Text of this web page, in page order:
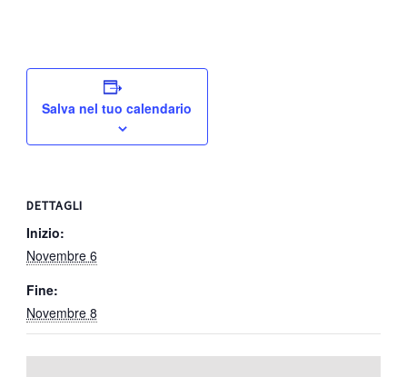
Salva nel tuo calendario
DETTAGLI
Inizio:
Novembre 6
Fine:
Novembre 8